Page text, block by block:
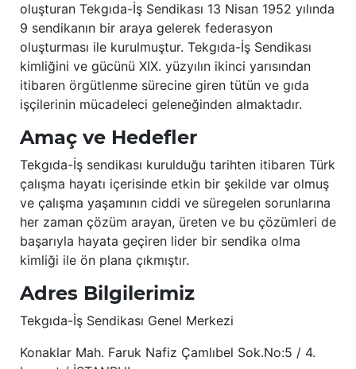
oluşturan Tekgıda-İş Sendikası 13 Nisan 1952 yılında
9 sendikanın bir araya gelerek federasyon
oluşturması ile kurulmuştur. Tekgıda-İş Sendikası
kimliğini ve gücünü XIX. yüzyılın ikinci yarısından
itibaren örgütlenme sürecine giren tütün ve gıda
işçilerinin mücadeleci geleneğinden almaktadır.
Amaç ve Hedefler
Tekgıda-İş sendikası kurulduğu tarihten itibaren Türk
çalışma hayatı içerisinde etkin bir şekilde var olmuş
ve çalışma yaşamının ciddi ve süregelen sorunlarına
her zaman çözüm arayan, üreten ve bu çözümleri de
başarıyla hayata geçiren lider bir sendika olma
kimliği ile ön plana çıkmıştır.
Adres Bilgilerimiz
Tekgıda-İş Sendikası Genel Merkezi
Konaklar Mah. Faruk Nafiz Çamlıbel Sok.No:5 / 4.